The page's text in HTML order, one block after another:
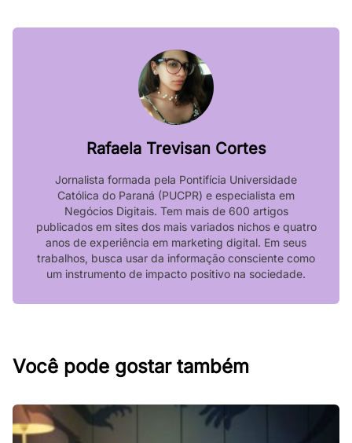
Rafaela Trevisan Cortes
Jornalista formada pela Pontifícia Universidade
Católica do Paraná (PUCPR) e especialista em
Negócios Digitais. Tem mais de 600 artigos
publicados em sites dos mais variados nichos e quatro
anos de experiência em marketing digital. Em seus
trabalhos, busca usar da informação consciente como
um instrumento de impacto positivo na sociedade.
Você pode gostar também